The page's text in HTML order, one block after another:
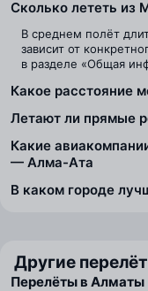
Сколько лететь из
В среднем полёт
зависит от
в разделе «Общая
Какое расстояние
Летают ли прямые
Какие
— Алма-Ата
В каком городе
Другие
Перелёты в Алматы